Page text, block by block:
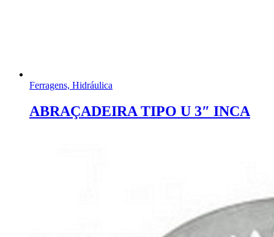
Ferragens, Hidráulica
ABRAÇADEIRA TIPO U 3″ INCA